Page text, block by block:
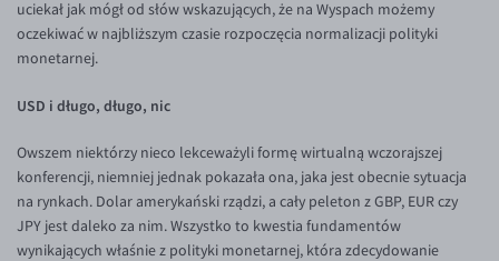
EUR/DKK
EUR/NOK
EUR/SEK
EUR/BGN
EUR/CAD
EUR/CNY
uciekał jak mógł od słów wskazujących, że na Wyspach możemy
oczekiwać w najbliższym czasie rozpoczęcia normalizacji polityki
monetarnej.
USD i długo, długo, nic
Owszem niektórzy nieco lekceważyli formę wirtualną wczorajszej
konferencji, niemniej jednak pokazała ona, jaka jest obecnie sytuacja
na rynkach. Dolar amerykański rządzi, a cały peleton z GBP, EUR czy
JPY jest daleko za nim. Wszystko to kwestia fundamentów
wynikających właśnie z polityki monetarnej, która zdecydowanie